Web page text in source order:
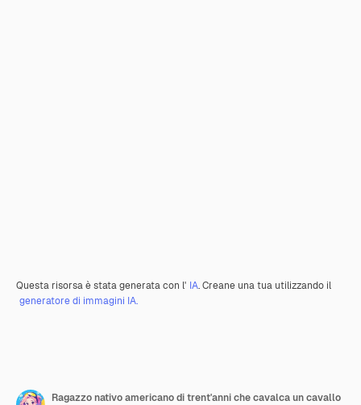
Questa risorsa è stata generata con l' IA. Creane una tua utilizzando il
generatore di immagini IA.
Ragazzo nativo americano di trent'anni che cavalca un cavallo